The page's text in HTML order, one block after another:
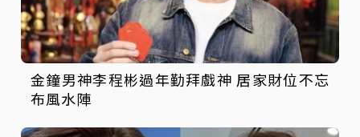
金鐘男神李程彬過年勤拜戲神 居家財位不忘
布風水陣